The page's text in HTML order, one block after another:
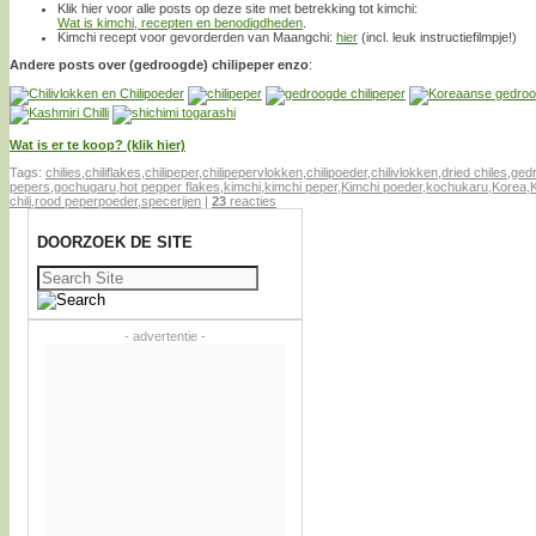
Klik hier voor alle posts op deze site met betrekking tot kimchi:
Wat is kimchi, recepten en benodigdheden
Kimchi recept voor gevorderden van Maangchi: hier (incl. leuk instructiefilmpje!)
Andere posts over (gedroogde) chilipeper enzo:
Wat is er te koop? (klik hier)
Tags: chilies chiliflakes chilipeper,chilipepervlokken chilipoeder,chilivlokken dried chiles
pepers gochugaru hot pepper flakes kimchi kimchi peper, Kimchi poeder,kochukaru Korea
chili rood peperpoeder,specerijen | 23 reacties
DOORZOEK DE SITE
Zoeken
naar:
- advertentie -